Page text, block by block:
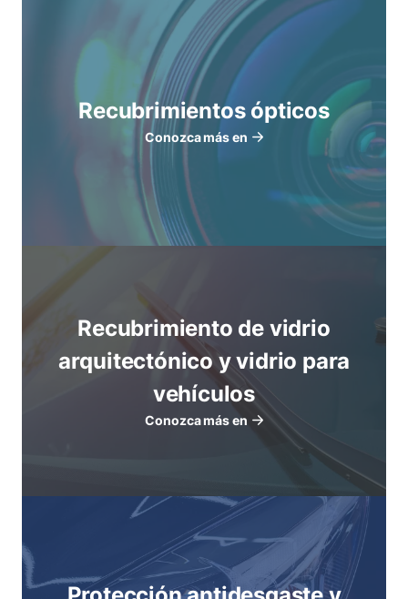
Recubrimientos ópticos
Conozca más en
Recubrimiento de vidrio
arquitectónico y vidrio para
vehículos
Conozca más en